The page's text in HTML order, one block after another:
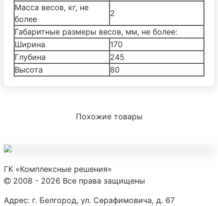
Масса весов, кг, не
более
2
Габаритные размеры весов, мм, не более:
Ширина
170
Глубина
245
Высота
80
Похожие товары
ГК «Комплексные решения»
2008 - 2026 Все права защищены
Адрес: г. Белгород, ул. Серафимовича, д. 67